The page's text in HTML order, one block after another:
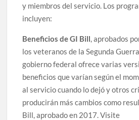
y miembros del servicio. Los
incluyen:
Beneficios de GI Bill, aprobados
los veteranos de la Segunda
gobierno federal ofrece varias
beneficios que varían según el
al servicio cuando lo dejó y otros
producirán más cambios como
Bill, aprobado en 2017. Visite